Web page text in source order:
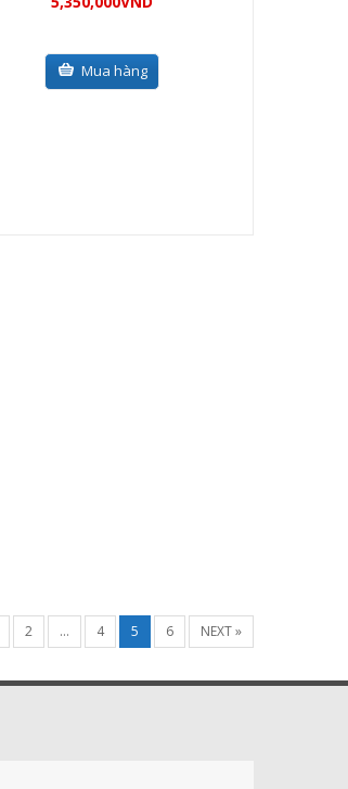
Mua hàng
2 … 4 5 6 NEXT »